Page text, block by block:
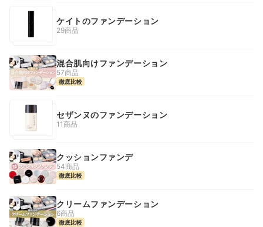
ケイトのファンデーション
29商品
混合肌向けファンデーション
57商品
徹底比較
セザンヌのファンデーション
11商品
クッションファンデ
54商品
徹底比較
クリームファンデーション
6商品
徹底比較